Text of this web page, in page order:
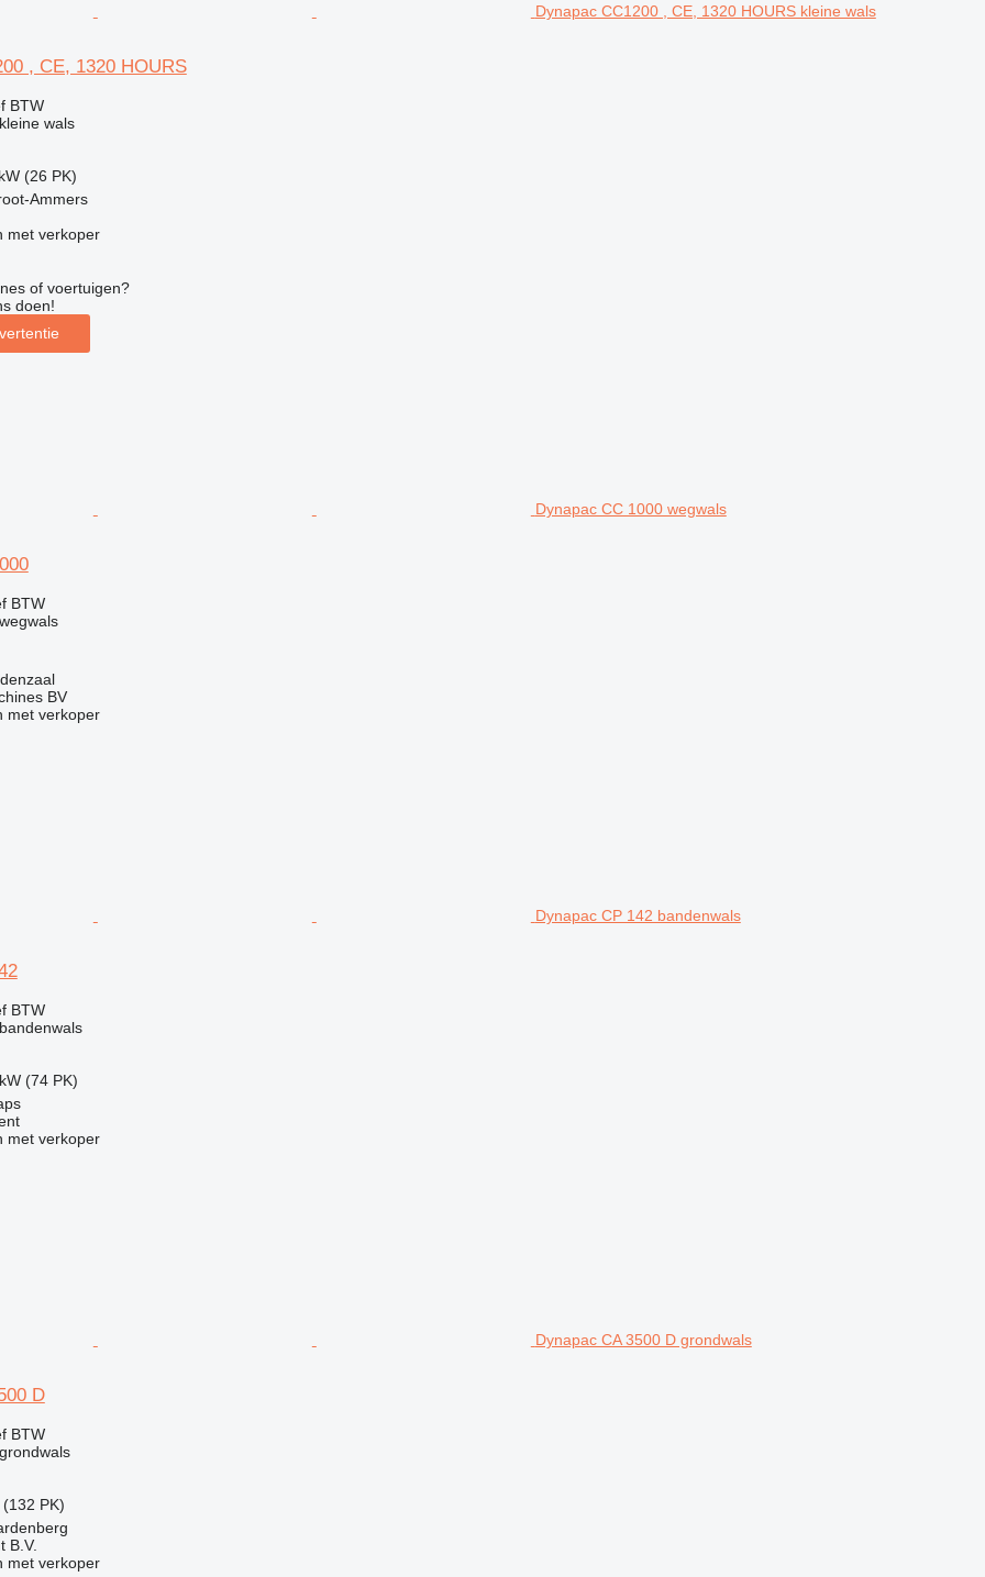
Dynapac CC1200 , CE, 1320 HOURS kleine wals
, CE, 1320 HOURS
BTW
wals
(26 PK)
Ammers
met verkoper
of voertuigen?
doen!
Dynapac CC 1000 wegwals
BTW
BV
met verkoper
Dynapac CP 142 bandenwals
BTW
(74 PK)
met verkoper
Dynapac CA 3500 D grondwals
D
BTW
PK)
B.V.
met verkoper